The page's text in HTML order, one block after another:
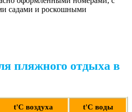
садами и роскошными
пляжного отдыха в
t'С воздуха t'С воды